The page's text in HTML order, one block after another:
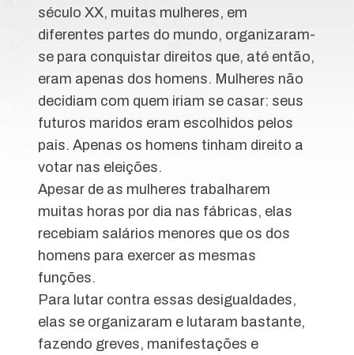
século XX, muitas mulheres, em
diferentes partes do mundo, organizaram-
se para conquistar direitos que, até então,
eram apenas dos homens. Mulheres não
decidiam com quem iriam se casar: seus
futuros maridos eram escolhidos pelos
pais. Apenas os homens tinham direito a
votar nas eleições.
Apesar de as mulheres trabalharem
muitas horas por dia nas fábricas, elas
recebiam salários menores que os dos
homens para exercer as mesmas
funções.
Para lutar contra essas desigualdades,
elas se organizaram e lutaram bastante,
fazendo greves, manifestações e